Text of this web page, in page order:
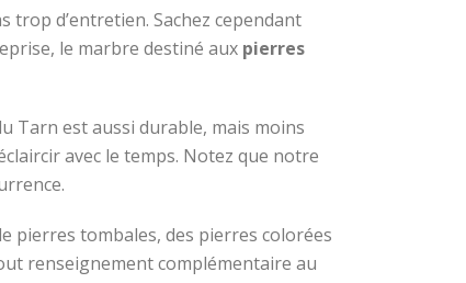
d’entretien. Sachez cependant
le marbre destiné aux pierres
Tarn est aussi durable, mais moins
avec le temps. Notez que notre
pierres tombales, des pierres colorées
renseignement complémentaire au